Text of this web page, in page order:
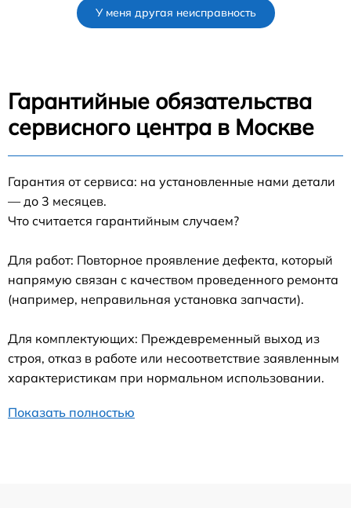
У меня другая неисправность
Гарантийные обязательства
сервисного центра в Москве
Гарантия от сервиса: на установленные нами детали
— до 3 месяцев.
Что считается гарантийным случаем?
Для работ: Повторное проявление дефекта, который
напрямую связан с качеством проведенного ремонта
(например, неправильная установка запчасти).
Для комплектующих: Преждевременный выход из
строя, отказ в работе или несоответствие заявленным
характеристикам при нормальном использовании.
Показать полностью